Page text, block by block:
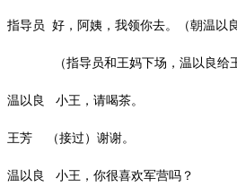
指导员 好，阿姨，我领你去。（朝温以
（指导员和王妈下场，温以良给王
温以良 小王，请喝茶。
王芳 （接过）谢谢。
温以良 小王，你很喜欢军营吗？